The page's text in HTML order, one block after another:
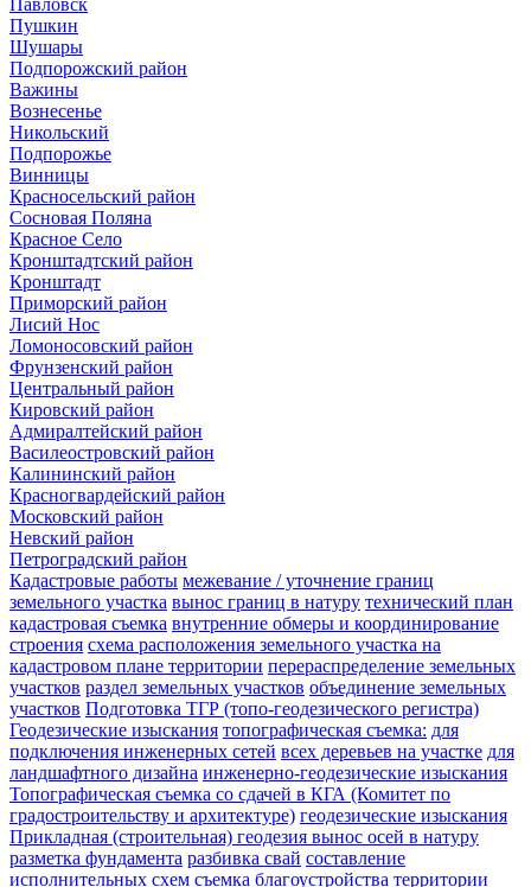
Павловск
Пушкин
Шушары
Подпорожский район
Важины
Вознесенье
Никольский
Подпорожье
Винницы
Красносельский район
Сосновая Поляна
Красное Село
Кронштадтский район
Кронштадт
Приморский район
Лисий Нос
Ломоносовский район
Фрунзенский район
Центральный район
Кировский район
Адмиралтейский район
Василеостровский район
Калининский район
Красногвардейский район
Московский район
Невский район
Петроградский район
Кадастровые работы межевание / уточнение границ
земельного участка вынос границ в натуру технический план
кадастровая съемка внутренние обмеры и координирование
строения схема расположения земельного участка на
кадастровом плане территории перераспределение земельных
участков раздел земельных участков объединение земельных
участков Подготовка ТГР (топо-геодезического регистра)
Геодезические изыскания топографическая съемка: для
подключения инженерных сетей всех деревьев на участке для
ландшафтного дизайна инженерно-геодезические изыскания
Топографическая съемка со сдачей в КГА (Комитет по
градостроительству и архитектуре) геодезические изыскания
Прикладная (строительная) геодезия вынос осей в натуру
разметка фундамента разбивка свай составление
исполнительных схем съемка благоустройства территории